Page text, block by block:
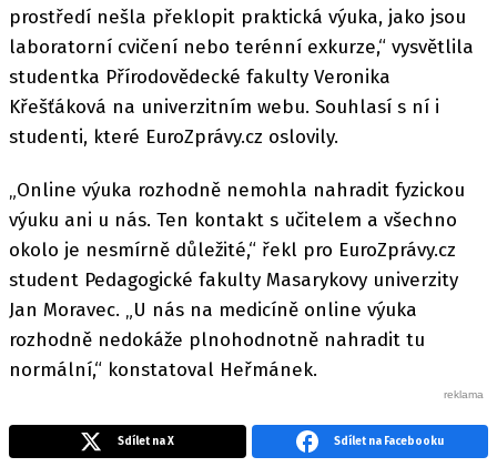
prostředí nešla překlopit praktická výuka, jako jsou
laboratorní cvičení nebo terénní exkurze,“ vysvětlila
studentka Přírodovědecké fakulty Veronika
Křešťáková na univerzitním webu. Souhlasí s ní i
studenti, které EuroZprávy.cz oslovily.
„Online výuka rozhodně nemohla nahradit fyzickou
výuku ani u nás. Ten kontakt s učitelem a všechno
okolo je nesmírně důležité,“ řekl pro EuroZprávy.cz
student Pedagogické fakulty Masarykovy univerzity
Jan Moravec. „U nás na medicíně online výuka
rozhodně nedokáže plnohodnotně nahradit tu
normální,“ konstatoval Heřmánek.
Sdílet na X Sdílet na Facebooku